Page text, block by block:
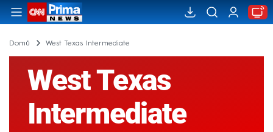
Domů West Texas Intermediate
West Texas
Intermediate